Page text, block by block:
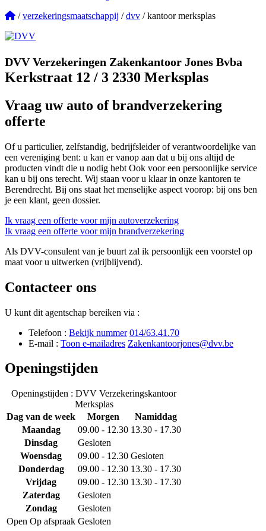
/verzekeringsmaatschappij /dvv / kantoor merksplas
DVV Verzekeringen Zakenkantoor Jones Bvba
Kerkstraat 12 / 3 2330 Merksplas
Vraag uw auto of brandverzekering
offerte
Of u particulier, zelfstandig, bedrijfsleider of verantwoordelijke van
een vereniging bent: u kan er vanop aan dat u bij ons altijd de
producten vindt die u nodig hebt Ook voor een persoonlijke service
kan u bij ons terecht. Wij staan voor u klaar in onze kantoren te
Berendrecht. Bij ons staat het menselijke aspect voorop: bij ons ben
je een klant, geen dossier.
Ik vraag een offerte voor mijn autoverzekering
Ik vraag een offerte voor mijn brandverzekering
Als DVV-consulent van je buurt zal ik persoonlijk een voorstel op
maat voor u uitwerken (vrijblijvend).
Contacteer ons
U kunt dit agentschap bereiken via :
Telefoon : Bekijk nummer 014/63.41.70
E-mail : Toon e-mailadres Zakenkantoorjones@dvv.be
Openingstijden
Openingstijden : DVV Verzekeringskantoor
Merksplas
Dag van de week
Morgen
Namiddag
Maandag
09.00 - 12.30 13.30 - 17.30
Dinsdag
Gesloten
Woensdag
09.00 - 12.30 Gesloten
Donderdag
09.00 - 12.30 13.30 - 17.30
Vrijdag
09.00 - 12.30 13.30 - 17.30
Zaterdag
Gesloten
Zondag
Gesloten
Open Op afspraak Gesloten